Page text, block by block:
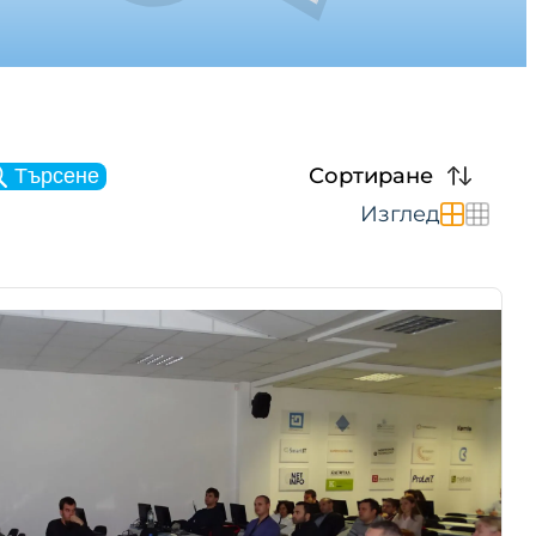
Търсене
Сортиране
Изглед